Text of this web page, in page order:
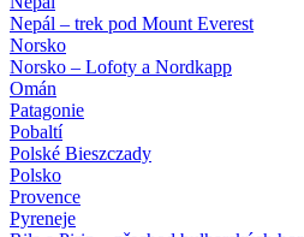
Nepál – trek pod Mount Everest
Norsko
Norsko – Lofoty a Nordkapp
Omán
Patagonie
Pobaltí
Polské Bieszczady
Polsko
Provence
Pyreneje